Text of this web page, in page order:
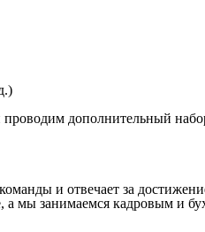
дополнительный
и отвечает за
мы занимаемся кадровым и